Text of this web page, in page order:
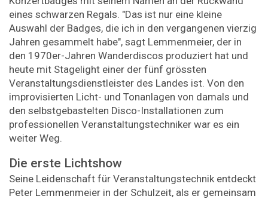
eines schwarzen Regals. "Das ist nur eine kleine
Auswahl der Badges, die ich in den vergangenen vierzig
Jahren gesammelt habe", sagt Lemmenmeier, der in
den 1970er-Jahren Wanderdiscos produziert hat und
heute mit Stagelight einer der fünf grössten
Veranstaltungsdienstleister des Landes ist. Von den
improvisierten Licht- und Tonanlagen von damals und
den selbstgebastelten Disco-Installationen zum
professionellen Veranstaltungstechniker war es ein
weiter Weg.
Die erste Lichtshow
Seine Leidenschaft für Veranstaltungstechnik entdeckt
Peter Lemmenmeier in der Schulzeit, als er gemeinsam